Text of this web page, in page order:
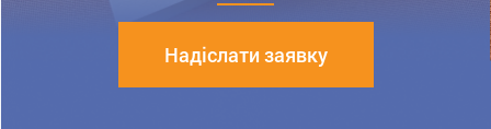
Надіслати заявку